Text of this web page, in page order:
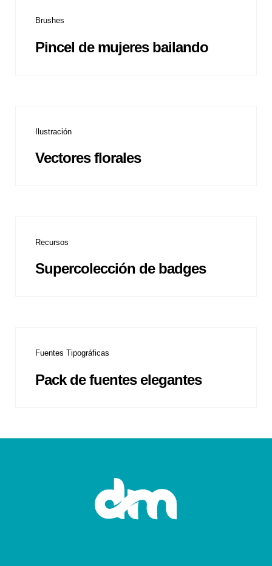
Brushes
Pincel de mujeres bailando
Ilustración
Vectores florales
Recursos
Supercolección de badges
Fuentes Tipográficas
Pack de fuentes elegantes